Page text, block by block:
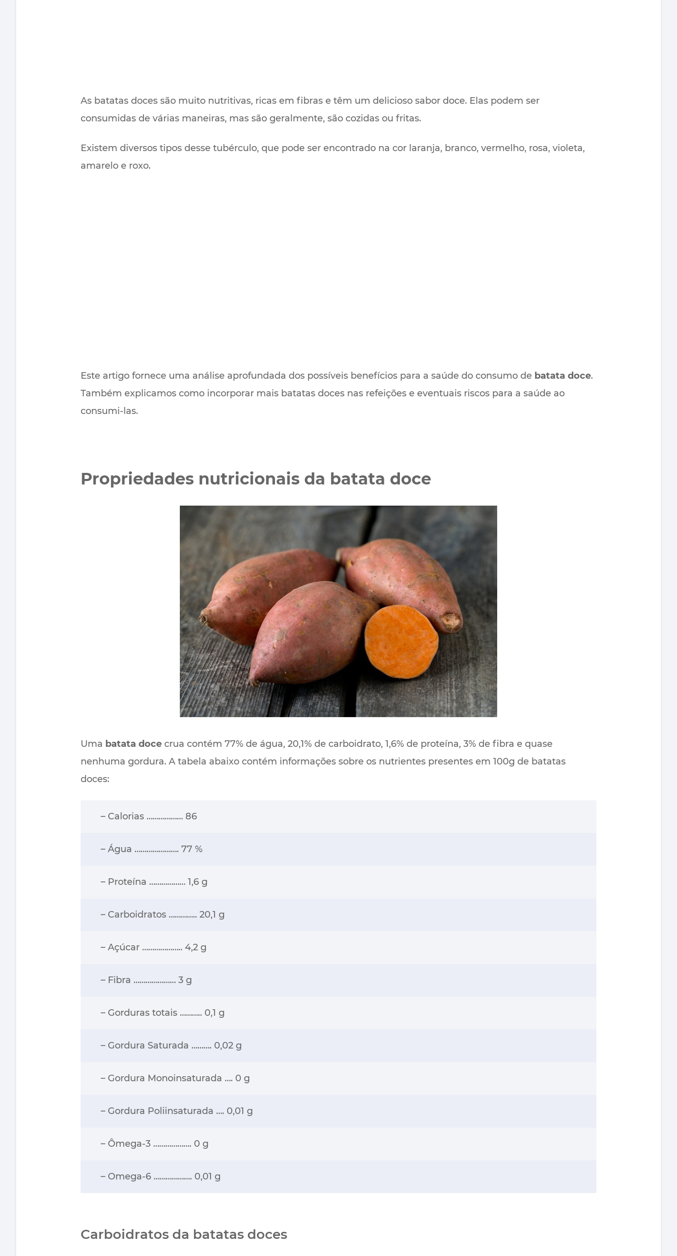
As batatas doces são muito nutritivas, ricas em fibras e têm um delicioso sabor doce. Elas podem ser
consumidas de várias maneiras, mas são geralmente, são cozidas ou fritas.
Existem diversos tipos desse tubérculo, que pode ser encontrado na cor laranja, branco, vermelho, rosa, violeta,
amarelo e roxo.
Este artigo fornece uma análise aprofundada dos possíveis benefícios para a saúde do consumo de batata doce.
Também explicamos como incorporar mais batatas doces nas refeições e eventuais riscos para a saúde ao
consumi-las.
Propriedades nutricionais da batata doce
Uma batata doce crua contém 77% de água, 20,1% de carboidrato, 1,6% de proteína, 3% de fibra e quase
nenhuma gordura. A tabela abaixo contém informações sobre os nutrientes presentes em 100g de batatas
doces:
– Calorias ……………… 86
– Água …………………. 77 %
– Proteína ……………… 1,6 g
– Carboidratos ………….. 20,1 g
– Açúcar ……………….. 4,2 g
– Fibra ………………… 3 g
– Gorduras totais ……….. 0,1 g
– Gordura Saturada ………. 0,02 g
– Gordura Monoinsaturada …. 0 g
– Gordura Poliinsaturada …. 0,01 g
– Ômega-3 ………………. 0 g
– Omega-6 ………………. 0,01 g
Carboidratos da batatas doces